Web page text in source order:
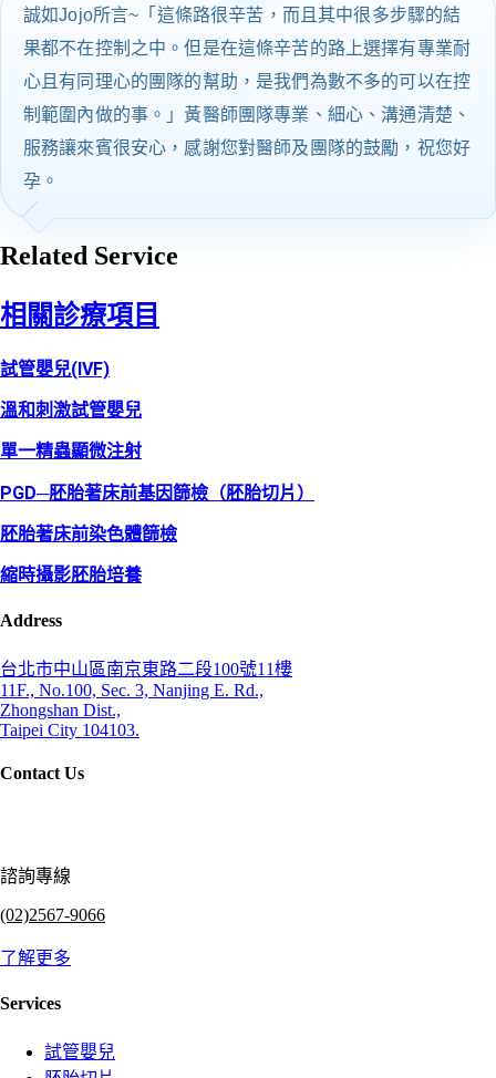
誠如Jojo所言~「這條路很辛苦，而且其中很多步驟的結
果都不在控制之中。但是在這條辛苦的路上選擇有專業耐
心且有同理心的團隊的幫助，是我們為數不多的可以在控
制範圍內做的事。」黃醫師團隊專業、細心、溝通清楚、
服務讓來賓很安心，感謝您對醫師及團隊的鼓勵，祝您好
孕。
Related Service
相關診療項目
試管嬰兒(IVF)
溫和刺激試管嬰兒
單一精蟲顯微注射
PGD─胚胎著床前基因篩檢（胚胎切片）
胚胎著床前染色體篩檢
縮時攝影胚胎培養
Address
台北市中山區南京東路二段100號11樓
11F., No.100, Sec. 3, Nanjing E. Rd.,
Zhongshan Dist.,
Taipei City 104103.
Contact Us
諮詢專線
(02)2567-9066
了解更多
Services
試管嬰兒